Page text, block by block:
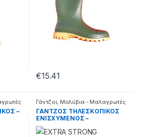
€15.41
–
Γάντζοι, Μολύβια - Μαλαγρωτές
ΓΑΝΤΖΟΣ ΤΗΛΕΣΚΟΠΙΚΟΣ
ΕΝΙΣΧΥΜΕΝΟΣ –
33.30.01.148